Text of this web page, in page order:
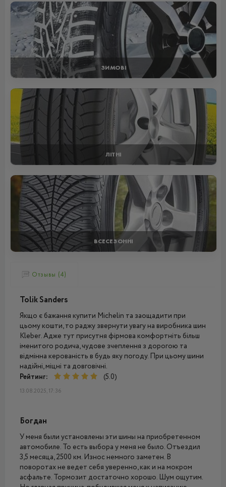
ЗИМОВІ
ЛІТНІ
ВСЕСЕЗОННІ
Отзывы (4)
Tolik Sanders
Якщо є бажання купити Michelin та заощадити при
цьому кошти, то раджу звернути увагу на виробника шин
Kleber. Адже тут присутня фірмова комфортніть більш
іменитого родича, чудове зчеплення з дорогою та
відмінна керованість в будь яку погоду. При цьому шини
надійні, міцні та довговічні.
Рейтинг:
(5.0)
13.08.2025, 17:36
Богдан
У меня были установлены эти шины на приобретенном
автомобиле. То есть выбора у меня не было. Отъездил
3,5 месяца, 2500 км. Износ немного заметен. В
поворотах не ведет себя уверенно, как и на мокром
асфальте. Тормозит достаточно хорошо. Шум ощутим.